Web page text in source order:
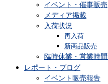
イベント・催事販売
メディア掲載
入荷状況
再入荷
新商品販売
臨時休業・営業時
レポート・ブログ
イベント販売報告